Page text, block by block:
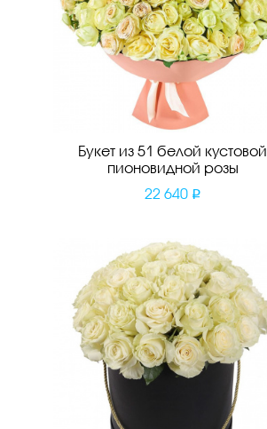
Букет из 51 белой кустовой
пионовидной розы
22 640